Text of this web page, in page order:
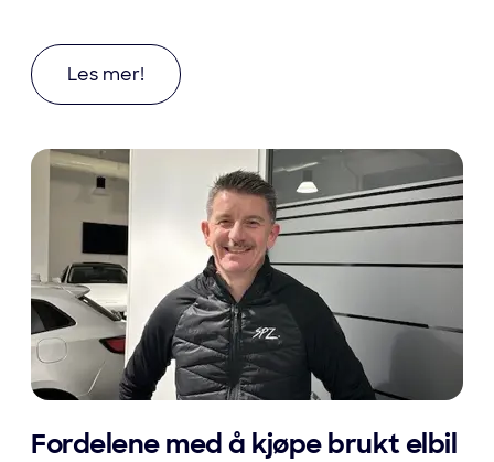
Les mer om Det har aldri vært enklere å ta
Les mer!
Fordelene med å kjøpe brukt elbil